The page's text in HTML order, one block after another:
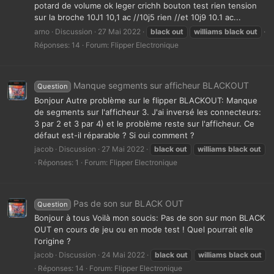
potard de volume ok leger crichh bouton test rien tension
sur la broche 10J1 10,1 ac //10j5 rien //et 10j9 10.1 ac...
arno Discussion 27 Mai 2022 black out williams black out
Réponses: 14
Forum: Flipper Electronique
Question Manque segments sur afficheur BLACKOUT
Bonjour Autre problème sur le flipper BLACKOUT: Manque
de segments sur l'afficheur 3. J'ai inversé les connecteurs:
3 par 2 et 3 par 4) et le problème reste sur l'afficheur. Ce
défaut est-il réparable ? Si oui comment ?
jacob Discussion 27 Mai 2022 black out williams black out
Réponses: 1
Forum: Flipper Electronique
Question Pas de son sur BLACK OUT
Bonjour à tous Voilà mon soucis: Pas de son sur mon BLACK
OUT en cours de jeu ou en mode test ! Quel pourrait elle
l'origine ?
jacob Discussion 24 Mai 2022 black out williams black out
Réponses: 14
Forum: Flipper Electronique